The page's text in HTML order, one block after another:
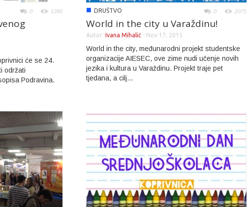
0 1390
će se 24.
održati
Podravina.
■ DRUŠTVO 0 2075
World in the city u Varaždinu!
Autor: Ivana Mihalić - Nov 17, 2015
World in the city, međunarodni projekt studentske
organizacije AIESEC, ove zime nudi učenje novih
jezika i kultura u Varaždinu. Projekt traje pet
tjedana, a cilj...